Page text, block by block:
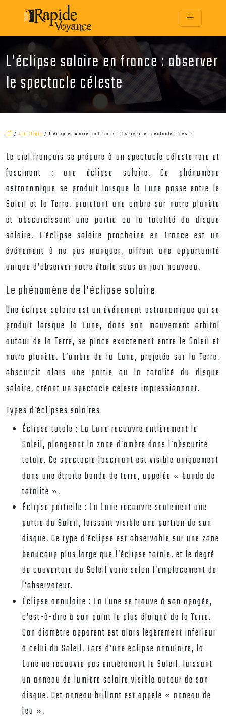
L’éclipse solaire en france : observer
le spectacle céleste
/ Astrologie / L’éclipse solaire en france : observer le spectacle céleste
Le ciel français se prépare à un spectacle céleste rare et
fascinant : une éclipse solaire. Ce phénomène
astronomique se produit lorsque la Lune passe entre le
Soleil et la Terre, projetant une ombre sur notre planète
et obscurcissant une partie ou la totalité du disque
solaire. L’éclipse solaire prochaine en France est un
événement à ne pas manquer, offrant une opportunité
unique d’observer notre étoile sous un jour nouveau.
Le phénomène de l’éclipse solaire
Une éclipse solaire est un événement astronomique qui se
produit lorsque la Lune, dans son mouvement orbital
autour de la Terre, se place exactement entre le Soleil et
notre planète. L’ombre de la Lune, projetée sur la Terre,
obscurcit alors une partie ou la totalité du disque
solaire, créant un spectacle céleste impressionnant.
Types d’éclipses solaires
Éclipse totale : La Lune recouvre entièrement le
Soleil, plongeant la zone d’ombre dans l’obscurité
totale. Ce spectacle fascinant est visible uniquement
dans une étroite bande de terre, appelée « bande de
totalité ».
Éclipse partielle : La Lune recouvre seulement une
partie du Soleil, laissant visible une portion de son
disque. Ce type d’éclipse est observable sur une zone
beaucoup plus large que l’éclipse totale, et le degré
de couverture du Soleil varie selon l’emplacement de
l’observateur.
Éclipse annulaire : La Lune se trouve à son apogée,
c’est-à-dire à son point le plus éloigné de la Terre.
Son diamètre apparent est alors légèrement inférieur
à celui du Soleil. Lors d’une éclipse annulaire, la
Lune ne recouvre pas entièrement le Soleil, laissant
un anneau de lumière solaire visible autour de son
disque. Cet anneau brillant est appelé « anneau de
feu ».